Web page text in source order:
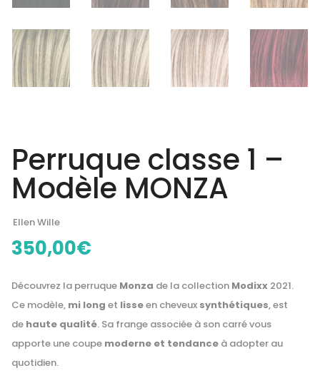
Perruque classe 1 –
Modèle MONZA
Ellen Wille
350,00€
Découvrez la perruque Monza de la collection Modixx 2021.
Ce modèle, mi long et lisseen cheveux synthétiques, est
de haute qualité. Sa frange associée à son carré vous
apporte une coupe moderne et tendance à adopter au
quotidien.